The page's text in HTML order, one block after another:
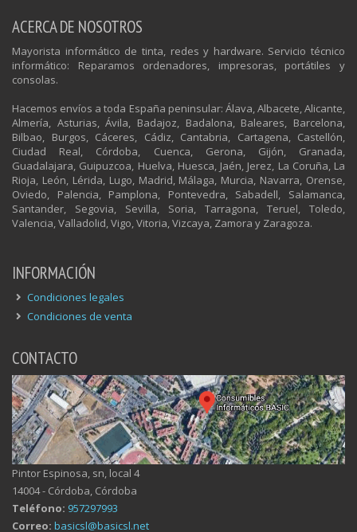
ACERCA DE NOSOTROS
Mayorista informático de tinta, redes y hardware. Servicio técnico
informático: Reparamos ordenadores, impresoras, portátiles y
consolas.
Hacemos envíos a toda España peninsular: Álava, Albacete, Alicante,
Almería, Asturias, Ávila, Badajoz, Badalona, Baleares, Barcelona,
Bilbao, Burgos, Cáceres, Cádiz, Cantabria, Cartagena, Castellón,
Ciudad Real, Córdoba, Cuenca, Gerona, Gijón, Granada,
Guadalajara, Guipuzcoa, Huelva, Huesca, Jaén, Jerez, La Coruña, La
Rioja, León, Lérida, Lugo, Madrid, Málaga, Murcia, Navarra, Orense,
Oviedo, Palencia, Pamplona, Pontevedra, Sabadell, Salamanca,
Santander, Segovia, Sevilla, Soria, Tarragona, Teruel, Toledo,
Valencia, Valladolid, Vigo, Vitoria, Vizcaya, Zamora y Zaragoza.
INFORMACIÓN
Condiciones legales
Condiciones de venta
CONTACTO
Pintor Espinosa, sn, local 4
14004 - Córdoba, Córdoba
Teléfono: 957297993
Correo: basicsl@basicsl.net